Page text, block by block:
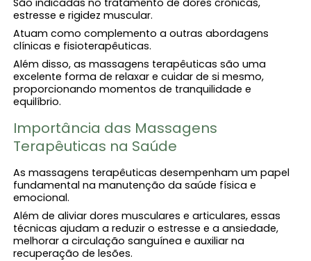
São indicadas no tratamento de dores crônicas,
estresse e rigidez muscular.
Atuam como complemento a outras abordagens
clínicas e fisioterapêuticas.
Além disso, as massagens terapêuticas são uma
excelente forma de relaxar e cuidar de si mesmo,
proporcionando momentos de tranquilidade e
equilíbrio.
Importância das Massagens
Terapêuticas na Saúde
As massagens terapêuticas desempenham um papel
fundamental na manutenção da saúde física e
emocional.
Além de aliviar dores musculares e articulares, essas
técnicas ajudam a reduzir o estresse e a ansiedade,
melhorar a circulação sanguínea e auxiliar na
recuperação de lesões.